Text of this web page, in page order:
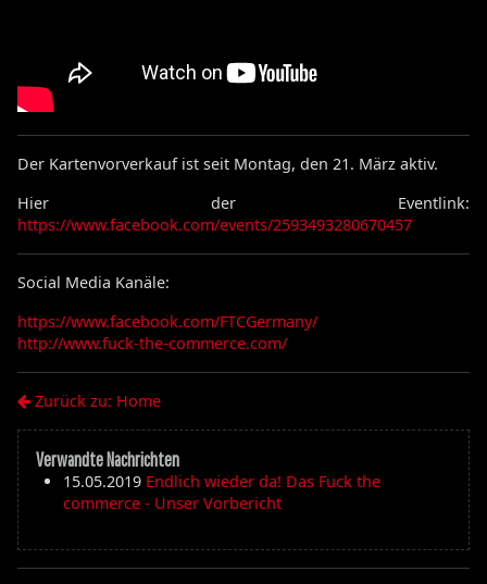
Der Kartenvorverkauf ist seit Montag, den 21. März aktiv.
Hier der Eventlink:
https://www.facebook.com/events/2593493280670457
Social Media Kanäle:
https://www.facebook.com/FTCGermany/
http://www.fuck-the-commerce.com/
Zurück zu: Home
Verwandte Nachrichten
15.05.2019 Endlich wieder da! Das Fuck the
commerce - Unser Vorbericht